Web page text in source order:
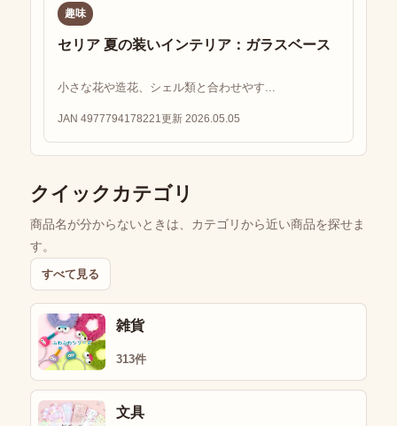
趣味
セリア 夏の装いインテリア：ガラスベース
小さな花や造花、シェル類と合わせやす...
JAN 4977794178221 更新 2026.05.05
クイックカテゴリ
商品名が分からないときは、カテゴリから近い商品を探せま
す。
すべて見る
雑貨
313件
文具